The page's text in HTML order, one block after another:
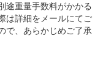
途重量手数料がかかる
は詳細をメールにてご
で、あらかじめご了承